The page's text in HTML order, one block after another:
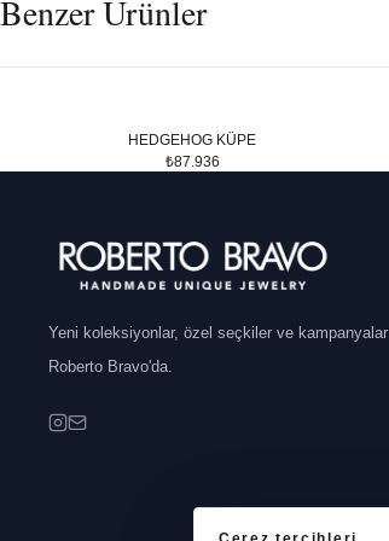
Benzer Ürünler
HEDGEHOG KÜPE
₺87.936
Yeni koleksiyonlar, özel seçkiler ve kampanyalar
Roberto Bravo'da.